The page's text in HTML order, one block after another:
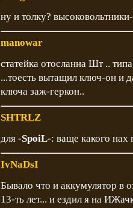
ну и толку?
manowar
статейка отосланна Шт ..
...тоесть вытащил ключ-он и
ключа заж-геркон..
SHTRLZ
для -SpoiL-: ваще какого нах
IvNaDsI
Бывало что и аккумулятор в
13-ть лет... и ездил я на